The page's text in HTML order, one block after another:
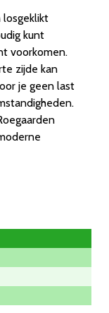
kunt
voorkomen.
zijde kan
je geen last